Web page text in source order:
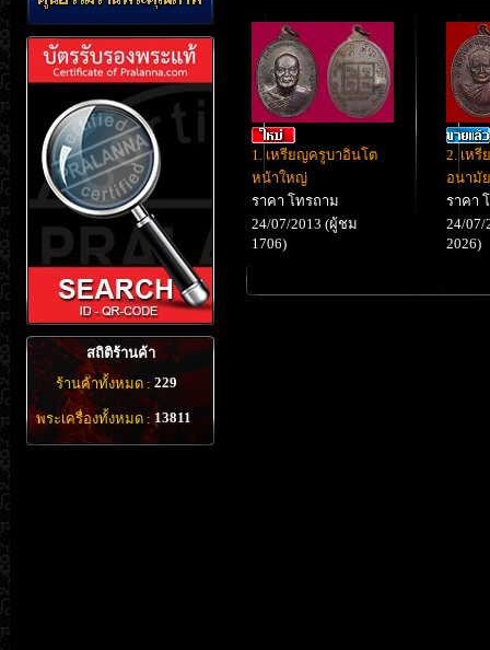
สถิติร้านค้า
ร้านค้าทั้งหมด : 229
พระเครื่องทั้งหมด : 13811
1. เหรียญครูบาอินโต
หน้าใหญ่
ราคา โทรถาม
24/07/2013 (ผู้ชม
1706)
2. เห
อนามั
ราคา
24/07/
2026)